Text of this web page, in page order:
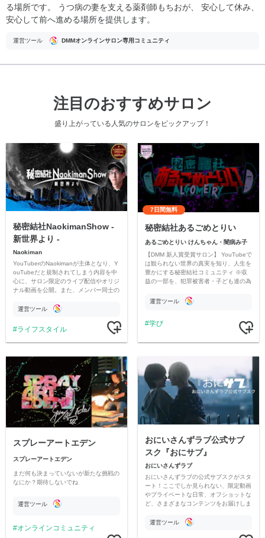
る場所です。 うつ病の妻を支える薬剤師もちおが、 安心して休み、
安心して前へ進める場所を提供します。
運営ツール DMMオンラインサロン専用コミュニティ
注目のおすすめサロン
盛り上がっている人気のサロンをピックアップ！
秘密結社NaokimanShow -
新世界より -
Naokiman
YouTuberのNaokimanが主体となり、Y
ouTubeだと規制されてしまう内容を中
心に、サロン限定のライブ配信やオリジ
ナル動画を公開。また、メンバー同士の
ただいています。
運営ツール
ライフスタイル
7日間無料
秘密結社あるごめとりい
あるごめとりい けんちゃん・闇病み子
【DMM 新人賞受賞サロン】 YouTubeで
は観られない世界の真実を知り、人生を
豊かにする秘密結社コミュニティ ※収
益の一部を、犯罪被害者・子ども達の為
す運営ツール
学び
スプレーアートエデン
スプレーアートエデン
まだ何も決まっていないが新たな挑戦の
なにか？期待しないでね
運営ツール
オンラインコミュニティ
おにいさんずラブ公式サブ
スク『おにサブ』
おにいさんずラブ
おにいさんずラブの公式サブスクがスタ
ート！ここでしか見られない、限定動画
やプライベートな日常、オフショットな
ど、さまざまなコンテンツをお届けしま
運営ツール